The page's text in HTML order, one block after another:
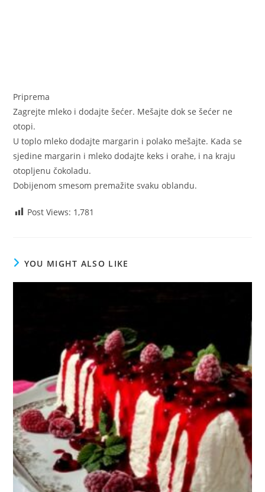
Priprema
Zagrejte mleko i dodajte šećer. Mešajte dok se šećer ne
otopi.
U toplo mleko dodajte margarin i polako mešajte. Kada se
sjedine margarin i mleko dodajte keks i orahe, i na kraju
otopljenu čokoladu.
Dobijenom smesom premažite svaku oblandu.
Post Views: 1,781
YOU MIGHT ALSO LIKE